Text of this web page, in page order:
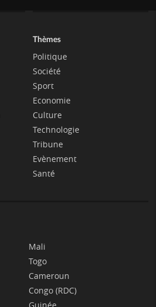
Thèmes
Politique
Société
Sport
Economie
Culture
Technologie
Tribune
Evènement
Santé
Mali
Togo
Cameroun
Congo (RDC)